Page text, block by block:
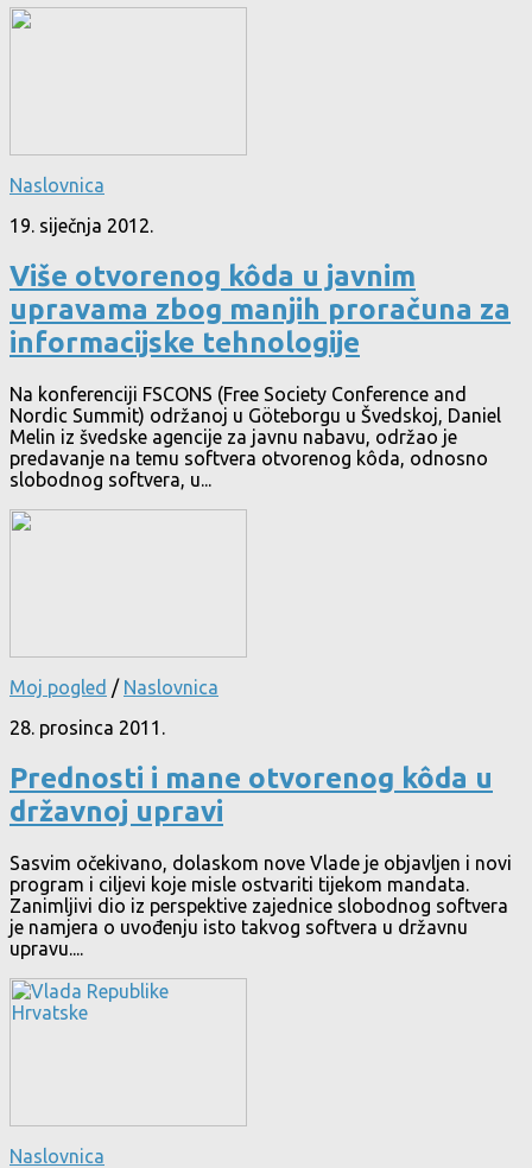
Naslovnica
19. siječnja 2012.
Više otvorenog kôda u javnim
upravama zbog manjih proračuna za
informacijske tehnologije
Na konferenciji FSCONS (Free Society Conference and
Nordic Summit) održanoj u Göteborgu u Švedskoj, Daniel
Melin iz švedske agencije za javnu nabavu, održao je
predavanje na temu softvera otvorenog kôda, odnosno
slobodnog softvera, u...
Moj pogled / Naslovnica
28. prosinca 2011.
Prednosti i mane otvorenog kôda u
državnoj upravi
Sasvim očekivano, dolaskom nove Vlade je objavljen i novi
program i ciljevi koje misle ostvariti tijekom mandata.
Zanimljivi dio iz perspektive zajednice slobodnog softvera
je namjera o uvođenju isto takvog softvera u državnu
upravu....
Naslovnica